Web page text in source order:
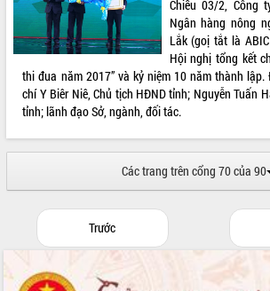
ứng để giữ vững thị trường xuất khẩu
Diễn đàn Kinh tế tư nhân Việt Nam đột
phá cơ chế - Hợp tác công tư
Đề án 06 tạo bước ngoặt đột phá trong
cải cách hành chính tỉnh Đắk Lắk
Kết nối tour, đẩy mạnh chuyển đổi số
để phát triển du lịch Đắk Lắk
tầng kỹ thuật Cụm công nghiệp Tân
niệm 101 năm Ngày Báo chí Cách
mạng Việt Nam
hiện Đề án 06 của Chính phủ
Chiều 03/2, Công
Ngân hàng nông
Lắk (goị tắt là
Hội nghị tổng kết
thi đua năm 2017” và kỷ niệm 10 năm thành
chí Y Biêr Niê, Chủ tịch HĐND tỉnh; Nguyễn Tuấn
tỉnh; lãnh đạo Sở, ngành, đối tác.
Các trang trên cổng 70 của 90
Trước